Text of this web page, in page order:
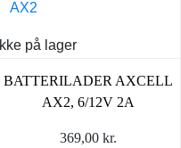
Ikke på lager
BATTERILADER AXCELL
AX2, 6/12V 2A
369,00 kr.